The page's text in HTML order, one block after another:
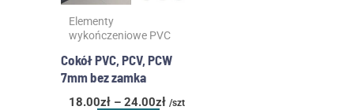
Elementy
wykończeniowe PVC
Cokół PVC, PCV, PCW
7mm bez zamka
18.00zł – 24.00zł /szt
wybrać
na
stronie
produktu